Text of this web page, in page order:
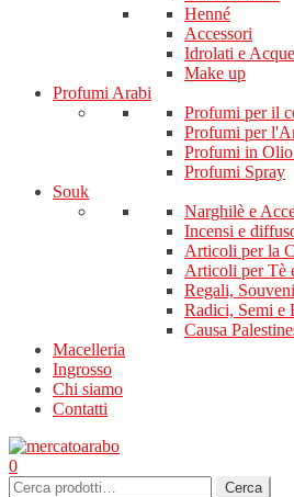
Henné
Accessori
Idrolati e
Make up
Profumi Arabi
Profumi per il
Profumi per
Profumi in
Profumi Spray
Souk
Narghilè e
Incensi e
Articoli per la
Articoli per Tè
Regali,
Radici, Semi e
Causa
Macelleria
Ingrosso
Chi siamo
Contatti
0
Cerca:
Cerca